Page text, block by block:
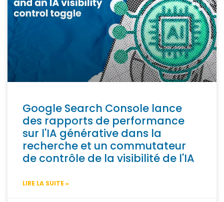
Google Search Console lance
des rapports de performance
sur l'IA générative dans la
recherche et un commutateur
de contrôle de la visibilité de l'IA
LIRE LA SUITE »